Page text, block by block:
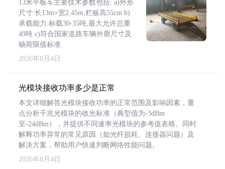
13米平板车主要技术参数包括: a)外形
尺寸:长13m×宽2.45m,栏板高55cm b)
承载能力:标载30-35吨,最大允许总重
49吨 c)符合国家道路车辆外廓尺寸及
轴荷限值标准
2026年8月4日
光模块接收功率多少是正常
本文详细解答光模块接收功率的正常范围及影响因素，重
点分析千兆光模块的收光标准（典型值为-3dBm
至-24dBm），并提供不同速率光模块的参考值表格。同时
解释功率异常的常见原因（如光纤损耗、连接器问题）及
解决方案，帮助用户快速判断网络性能问题。
2026年8月4日